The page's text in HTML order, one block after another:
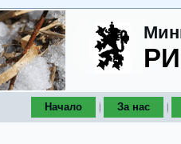
Начало За нас